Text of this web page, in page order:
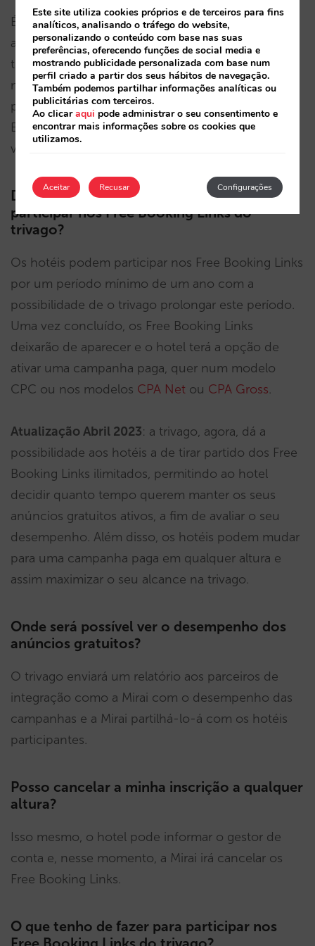
É de notar que, devido ao posicionamento dos
anúncios, as campanhas pagas receberão mais
tráfego do que os Free Booking Links, pelo que
não é recomendado que os hotéis façam uma
pausa nas campanhas para ativarem os Free
Booking Links, uma vez que perderão tráfego e
volume de reservas.
Durante quanto tempo pode um hotel
participar nos Free Booking Links do
trivago?
Os hotéis podem participar nos Free Booking Links
por um período mínimo de um ano com a
possibilidade de o trivago prolongar este período.
Uma vez concluído, os Free Booking Links
deixarão de aparecer e o hotel terá a opção de
ativar uma campanha paga, quer num modelo
CPC ou nos modelos CPA Net ou CPA Gross.
Atualização Abril 2023: a trivago, agora, dá a
possibilidade aos hotéis a de tirar partido dos Free
Booking Links ilimitados, permitindo ao hotel
decidir quanto tempo querem manter os seus
anúncios gratuitos ativos, a fim de avaliar o seu
desempenho. Além disso, os hotéis podem mudar
para uma campanha paga em qualquer altura e
assim maximizar o seu alcance na trivago.
Onde será possível ver o desempenho dos
anúncios gratuitos?
O trivago enviará um relatório aos parceiros de
integração como a Mirai com o desempenho das
campanhas e a Mirai partilhá-lo-á com os hotéis
participantes.
Posso cancelar a minha inscrição a qualquer
altura?
Isso mesmo, o hotel pode informar o gestor de
conta e, nesse momento, a Mirai irá cancelar os
Free Booking Links.
O que tenho de fazer para participar nos
Este site utiliza cookies próprios e de terceiros para fins
analíticos, analisando o tráfego do website,
personalizando o conteúdo com base nas suas
preferências, oferecendo funções de social media e
mostrando publicidade personalizada com base num
perfil criado a partir dos seus hábitos de navegação.
Também podemos partilhar informações analíticas ou
publicitárias com terceiros.
Ao clicaraqui pode administrar o seu consentimento e
encontrar mais informações sobre os cookies que
utilizamos.
Aceitar Configurações
Recusar